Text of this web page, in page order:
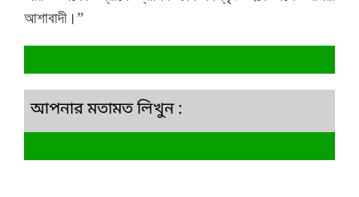
আশাবাদী।”
আপনার মতামত লিখুন :